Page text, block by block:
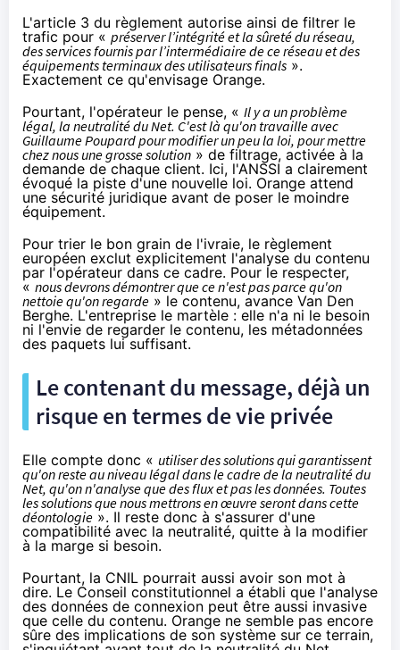
L'article 3 du règlement autorise ainsi de filtrer le
trafic pour « préserver l’intégrité et la sûreté du réseau,
des services fournis par l’intermédiaire de ce réseau et des
équipements terminaux des utilisateurs finals ».
Exactement ce qu'envisage Orange.
Pourtant, l'opérateur le pense, « Il y a un problème
légal, la neutralité du Net. C'est là qu'on travaille avec
Guillaume Poupard pour modifier un peu la loi, pour mettre
chez nous une grosse solution » de filtrage, activée à la
demande de chaque client. Ici, l'ANSSI a clairement
évoqué la piste d'une nouvelle loi. Orange attend
une sécurité juridique avant de poser le moindre
équipement.
Pour trier le bon grain de l'ivraie, le règlement
européen exclut explicitement l'analyse du contenu
par l'opérateur dans ce cadre. Pour le respecter,
« nous devrons démontrer que ce n'est pas parce qu'on
nettoie qu'on regarde » le contenu, avance Van Den
Berghe. L'entreprise le martèle : elle n'a ni le besoin
ni l'envie de regarder le contenu, les métadonnées
des paquets lui suffisant.
Le contenant du message, déjà un
risque en termes de vie privée
Elle compte donc « utiliser des solutions qui garantissent
qu'on reste au niveau légal dans le cadre de la neutralité du
Net, qu'on n'analyse que des flux et pas les données. Toutes
les solutions que nous mettrons en œuvre seront dans cette
déontologie ». Il reste donc à s'assurer d'une
compatibilité avec la neutralité, quitte à la modifier
à la marge si besoin.
Pourtant, la CNIL pourrait aussi avoir son mot à
dire. Le Conseil constitutionnel a établi que l'analyse
des données de connexion peut être aussi invasive
que celle du contenu. Orange ne semble pas encore
sûre des implications de son système sur ce terrain,